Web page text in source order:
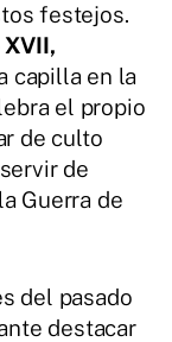
festejos.
capilla en la
el propio
de culto
de
Guerra de
del pasado
destacar